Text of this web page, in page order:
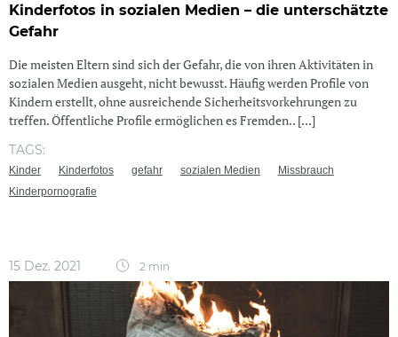
Kinderfotos in sozialen Medien – die unterschätzte
Gefahr
Die meisten Eltern sind sich der Gefahr, die von ihren Aktivitäten in
sozialen Medien ausgeht, nicht bewusst. Häufig werden Profile von
Kindern erstellt, ohne ausreichende Sicherheitsvorkehrungen zu
treffen. Öffentliche Profile ermöglichen es Fremden.. [...]
TAGS:
Kinder Kinderfotos gefahr sozialen Medien
Missbrauch
Kinderpornografie
15 Dez. 2021 2 min